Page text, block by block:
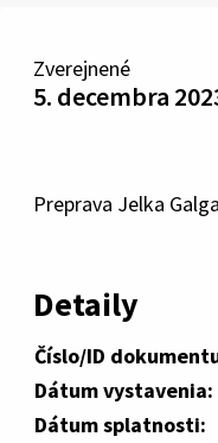
Zverejnené
5. decembra
Preprava Jelka
Detaily
Číslo/ID
Dátum vystavenia:
Dátum splatnosti: